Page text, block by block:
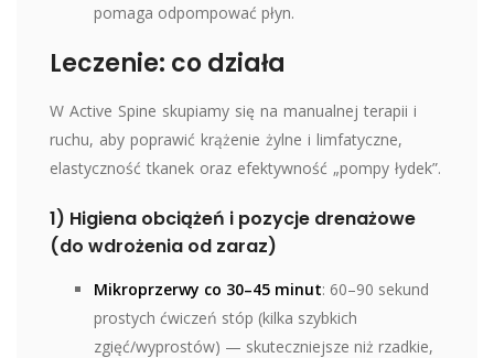
pomaga odpompować płyn.
Leczenie: co działa
W Active Spine skupiamy się na manualnej terapii i
ruchu, aby poprawić krążenie żylne i limfatyczne,
elastyczność tkanek oraz efektywność „pompy łydek”.
1) Higiena obciążeń i pozycje drenażowe
(do wdrożenia od zaraz)
Mikroprzerwy co 30–45 minut: 60–90 sekund
prostych ćwiczeń stóp (kilka szybkich
zgięć/wyprostów) — skuteczniejsze niż rzadkie,